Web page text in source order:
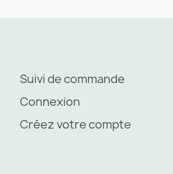
Suivi de commande
Connexion
Créez votre compte